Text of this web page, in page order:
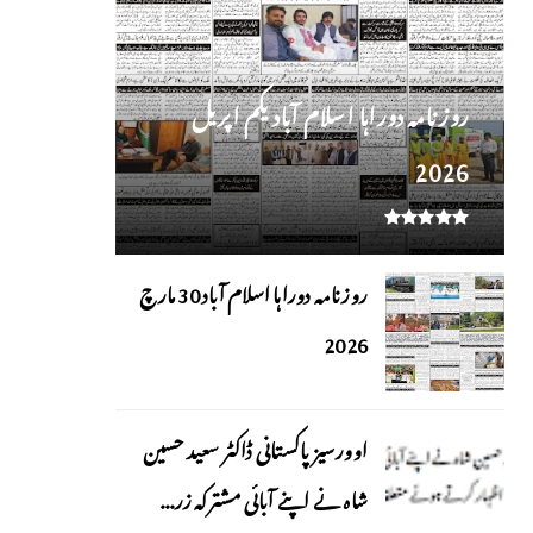
روز نامہ دوراہا اسلام آباد یکم اپریل
2026
روزنامہ دوراہا اسلام آباد 30 مارچ
2026
اوورسیز پاکستانی ڈاکٹر سعید حسین
شاہ نے اپنے آبائی مشترکہ زر...